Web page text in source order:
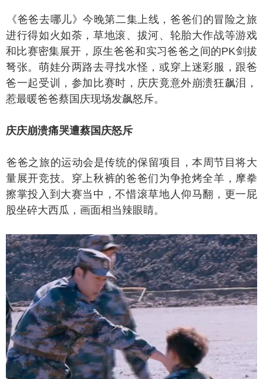
爸去哪儿》今晚第二集上线，爸爸们的冒险之旅
进行得如火如荼，草地滚、拔河、轮胎大作战等游戏
和比赛密集展开，原生爸爸和实习爸爸之间的PK剑拔
弩张。萌娃分两路去寻找水怪，或穿上迷彩服，跟爸
爸一起受训，参加比赛时，庆庆竟意外崩溃狂飙泪，
惹最暖爸爸蔡国庆现场发飙怒斥。
崩溃痛哭遭蔡国庆怒斥
之旅的运动会是传统的保留项目，本周节目将大
量展开竞技。穿上秋裤的爸爸们为争抢烤全羊，摩拳
擦掌投入到大赛当中，不惜滚草地人仰马翻，更一屁
股坐碎大西瓜，画面相当辣眼睛。